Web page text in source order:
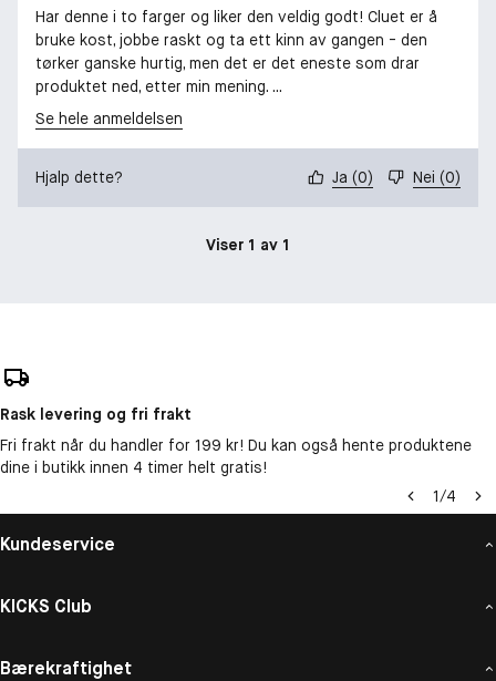
Har denne i to farger og liker den veldig godt! Cluet er å
bruke kost, jobbe raskt og ta ett kinn av gangen - den
tørker ganske hurtig, men det er det eneste som drar
produktet ned, etter min mening. ...
Se hele anmeldelsen
Hjalp dette? Ja (0) Nei (0)
Viser 1 av 1
Rask levering og fri frakt
Fri frakt når du handler for 199 kr! Du kan også hente produktene
dine i butikk innen 4 timer helt gratis!
1/4
Kundeservice
KICKS Club
Bærekraftighet